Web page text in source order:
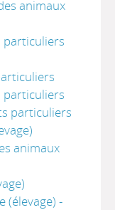
animaux
particuliers
particuliers
particuliers
animaux
(élevage) -